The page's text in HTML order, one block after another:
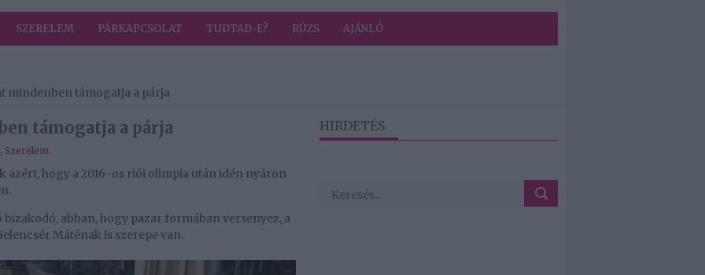
SZERELEM PÁRKAPCSOLAT TUDTAD-E? RÚZS AJÁNLÓ
mindenben támogatja a párja
támogatja a párja
, Szerelem
azért, hogy a 2016-os riói olimpia után idén nyáron
abban, hogy pazar formában versenyez, a
Máténak is szerepe van.
HIRDETÉS